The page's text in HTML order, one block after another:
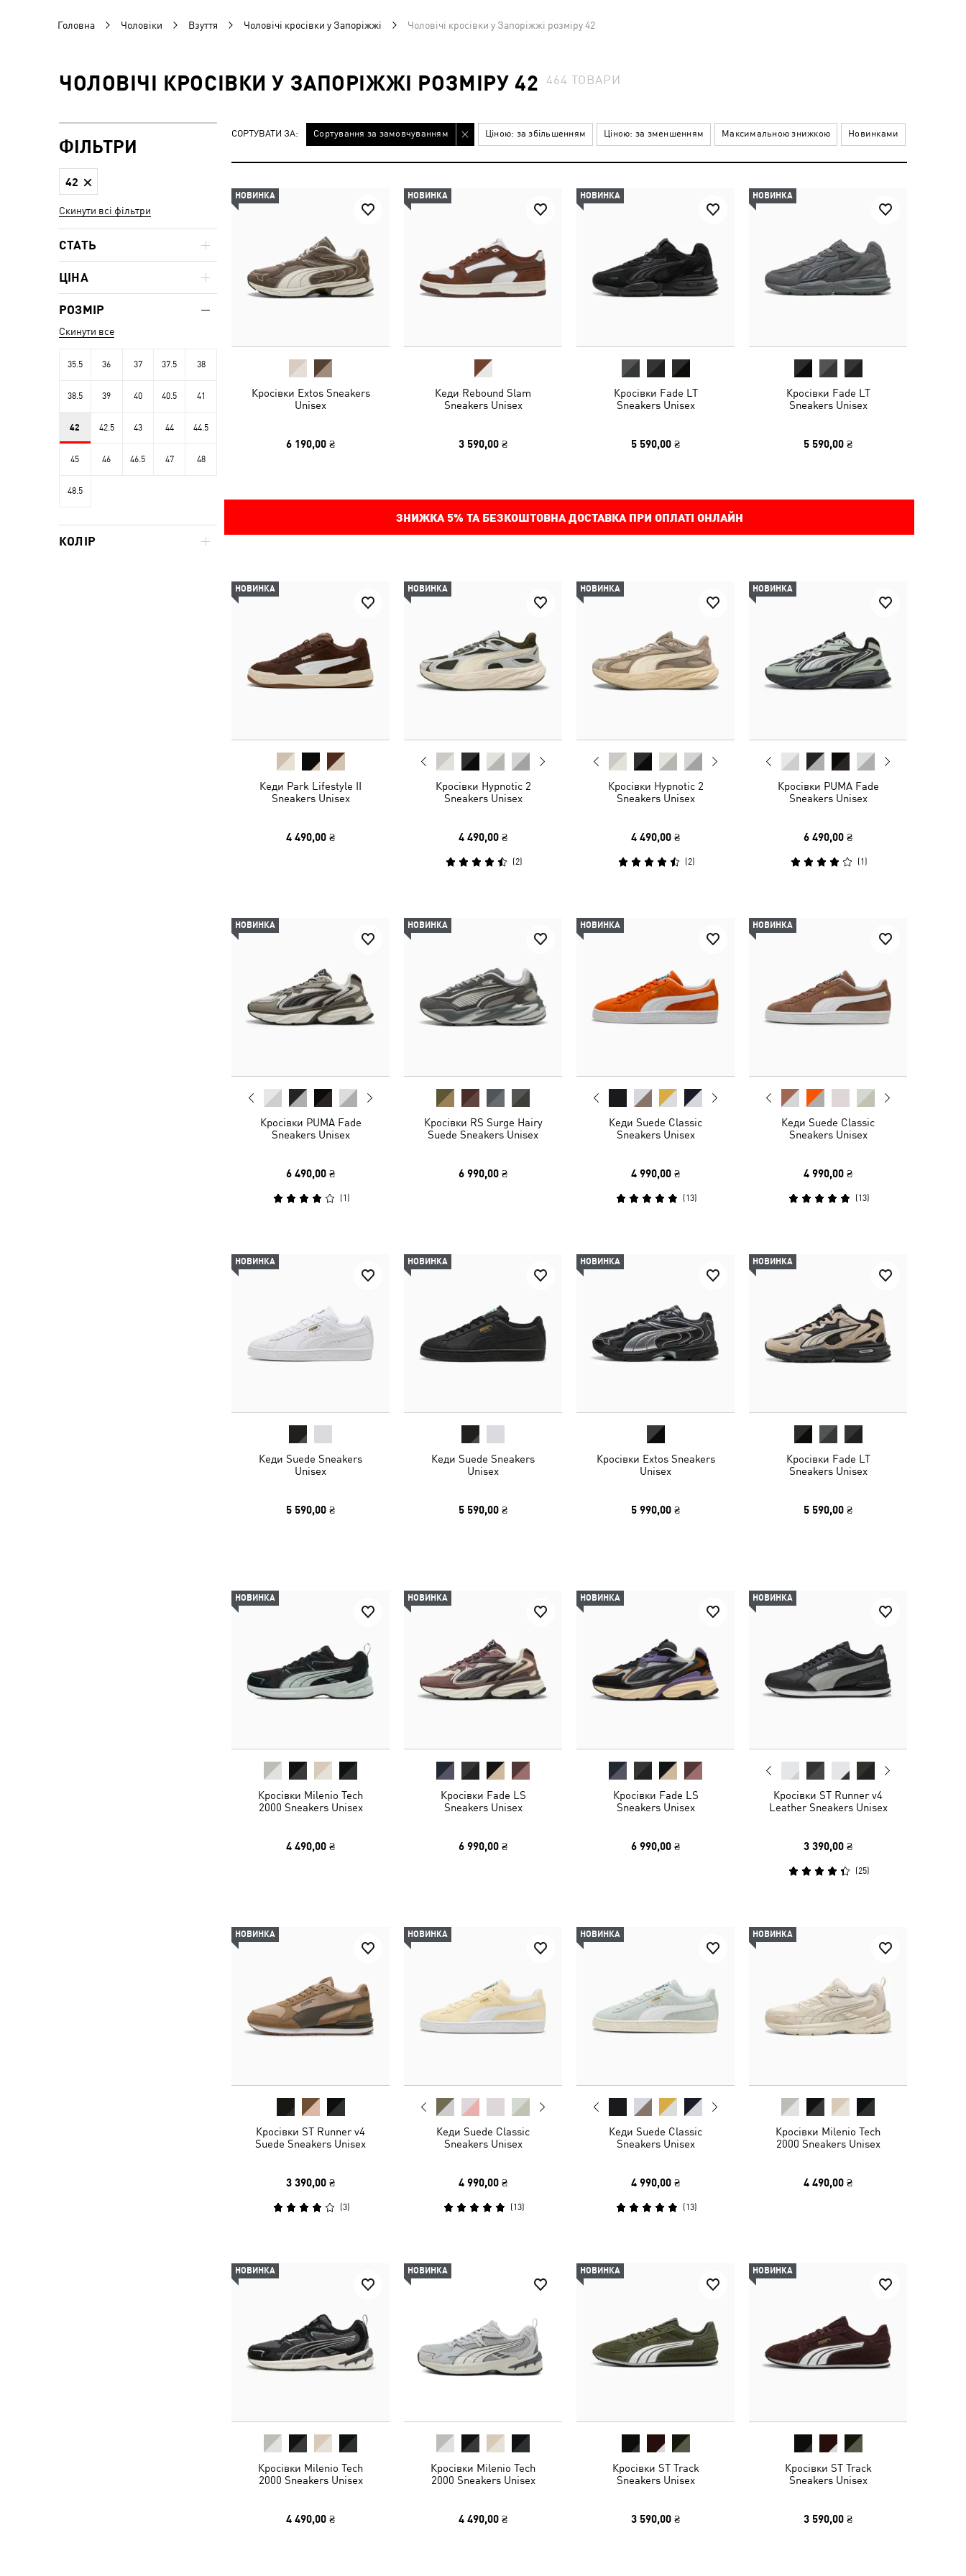
Головна Чоловіки Взуття Чоловічі кросівки у Запоріжжі Чоловічі кросівки у Запоріжжі розміру 42
ЧОЛОВІЧІ КРОСІВКИ У ЗАПОРІЖЖІ РОЗМІРУ 42 464 ТОВАРИ
СОРТУВАТИ ЗА: Сортування за замовчуванням Ціною: за збільшенням Ціною: за зменшенням Максимальною знижкою Новинками
НОВИНКА
Кросівки Extos Sneakers
Unisex
6 190,00 ₴
НОВИНКА
Кеди Rebound Slam
Sneakers Unisex
3 590,00 ₴
НОВИНКА
Кросівки Fade LT
Sneakers Unisex
5 590,00 ₴
НОВИНКА
Кросівки Fade LT
Sneakers Unisex
5 590,00 ₴
ЗНИЖКА 5% ТА БЕЗКОШТОВНА ДОСТАВКА ПРИ ОПЛАТІ ОНЛАЙН
НОВИНКА
Кеди Park Lifestyle II
Sneakers Unisex
4 490,00 ₴
НОВИНКА
Кросівки Hypnotic 2
Sneakers Unisex
4 490,00 ₴
(2)
НОВИНКА
Кросівки Hypnotic 2
Sneakers Unisex
4 490,00 ₴
(2)
НОВИНКА
Кросівки PUMA Fade
Sneakers Unisex
6 490,00 ₴
(1 )
НОВИНКА
Кросівки PUMA Fade
Sneakers Unisex
6 490,00 ₴
(1 )
НОВИНКА
Кросівки RS Surge Hairy
Suede Sneakers Unisex
6 990,00 ₴
НОВИНКА
Кеди Suede Classic
Sneakers Unisex
4 990,00 ₴
(13)
НОВИНКА
Кеди Suede Classic
Sneakers Unisex
4 990,00 ₴
(13)
НОВИНКА
Кеди Suede Sneakers
Unisex
5 590,00 ₴
НОВИНКА
Кеди Suede Sneakers
Unisex
5 590,00 ₴
НОВИНКА
Кросівки Extos Sneakers
Unisex
5 990,00 ₴
НОВИНКА
Кросівки Fade LT
Sneakers Unisex
5 590,00 ₴
НОВИНКА
Кросівки Milenio Tech
2000 Sneakers Unisex
4 490,00 ₴
НОВИНКА
Кросівки Fade LS
Sneakers Unisex
6 990,00 ₴
НОВИНКА
Кросівки Fade LS
Sneakers Unisex
6 990,00 ₴
НОВИНКА
Кросівки ST Runner v4
Leather Sneakers Unisex
3 390,00 ₴
(25)
НОВИНКА
Кросівки ST Runner v4
Suede Sneakers Unisex
3 390,00 ₴
(3)
НОВИНКА
Кеди Suede Classic
Sneakers Unisex
4 990,00 ₴
(13)
НОВИНКА
Кеди Suede Classic
Sneakers Unisex
4 990,00 ₴
(13)
НОВИНКА
Кросівки Milenio Tech
2000 Sneakers Unisex
4 490,00 ₴
НОВИНКА
Кросівки Milenio Tech
2000 Sneakers Unisex
4 490,00 ₴
НОВИНКА
Кросівки Milenio Tech
2000 Sneakers Unisex
4 490,00 ₴
НОВИНКА
Кросівки ST Track
Sneakers Unisex
3 590,00 ₴
НОВИНКА
Кросівки ST Track
Sneakers Unisex
3 590,00 ₴
ФІЛЬТРИ
42
Скинути всі фільтри
СТАТЬ
ЦІНА
РОЗМІР
Скинути все
35.5 36 37 37.5 38
38.5 39 40 40.5 41
42 42.5 43 44 44.5
45 46 46.5 47 48
48.5
КОЛІР